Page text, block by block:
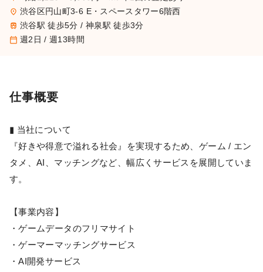
place 渋谷区円山町3-6 E・スペースタワー6階西
train 渋谷駅 徒歩5分 / 神泉駅 徒歩3分
calendar_today 週2日 / 週13時間
仕事概要
▮ 当社について
『好きや得意で溢れる社会』を実現するため、ゲーム / エン
タメ、AI、マッチングなど、幅広くサービスを展開していま
す。
【事業内容】
・ゲームデータのフリマサイト
・ゲーマーマッチングサービス
・AI開発サービス